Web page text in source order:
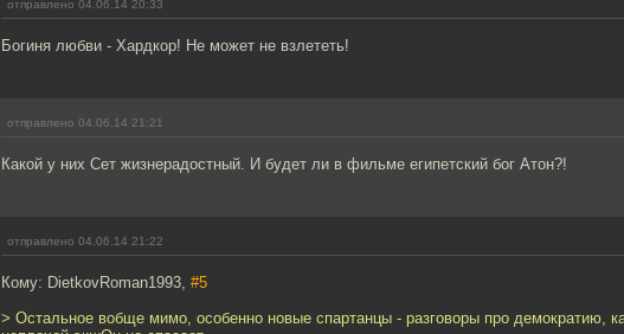
отправлено 04.06.14 20:33
Богиня любви - Хардкор! Не может не взлететь!
отправлено 04.06.14 21:21
Какой у них Сет жизнерадостный. И будет ли в фильме египетский бог Атон?!
отправлено 04.06.14 21:22
Кому: DietkovRoman1993, #5
> Остальное вобще мимо, особенно новые спартанцы - разговоры про демократию,